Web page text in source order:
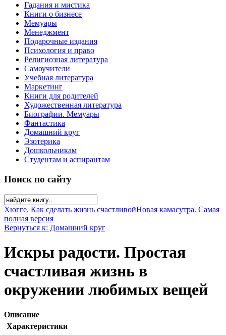
Гадания и мистика
Книги о бизнесе
Мемуары
Менеджмент
Подарочные издания
Психология и право
Религиозная литература
Самоучители
Учебная литература
Маркетинг
Книги для родителей
Художественная литература
Биографии. Мемуары
Фантастика
Домашний круг
Эзотерика
Дошкольникам
Студентам и аспирантам
Поиск по сайту
Хюгге. Как сделать жизнь счастливойНовая камасутра. Самая
полная версия
Вернуться к: Домашний круг
Искры радости. Простая
счастливая жизнь в
окружении любимых вещей
Описание
Характеристики